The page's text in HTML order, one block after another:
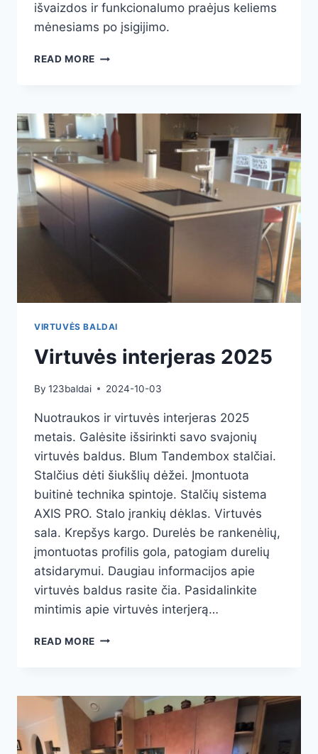
išvaizdos ir funkcionalumo praėjus keliems
mėnesiams po įsigijimo.
READ MORE VIRTUVĖS
VIRTUVĖS BALDAI
Virtuvės interjeras 2025
By 123baldai 2024-10-03
Nuotraukos ir virtuvės interjeras 2025
metais. Galėsite išsirinkti savo svajonių
virtuvės baldus. Blum Tandembox stalčiai.
Stalčius dėti šiukšlių dėžei. Įmontuota
buitinė technika spintoje. Stalčių sistema
AXIS PRO. Stalo įrankių dėklas. Virtuvės
sala. Krepšys kargo. Durelės be rankenėlių,
įmontuotas profilis gola, patogiam durelių
atsidarymui. Daugiau informacijos apie
virtuvės baldus rasite čia. Pasidalinkite
mintimis apie virtuvės interjerą…
READ MORE VIRTUVĖS